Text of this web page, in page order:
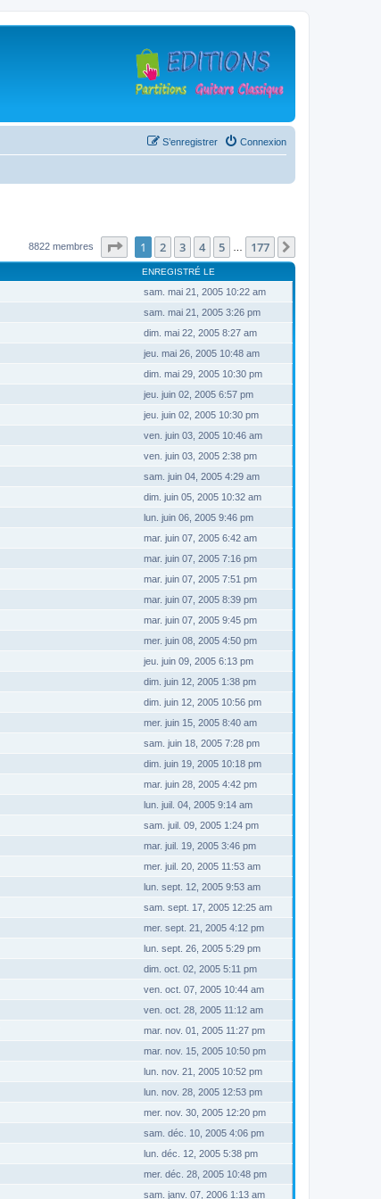
Connexion
S’enregistrer
8822 membres Page sur177
1 2 3 4 5 177
ENREGISTRÉ LE
sam. mai 21, 2005 10:22 am
sam. mai 21, 2005 3:26 pm
dim. mai 22, 2005 8:27 am
jeu. mai 26, 2005 10:48 am
dim. mai 29, 2005 10:30 pm
jeu. juin 02, 2005 6:57 pm
jeu. juin 02, 2005 10:30 pm
ven. juin 03, 2005 10:46 am
ven. juin 03, 2005 2:38 pm
sam. juin 04, 2005 4:29 am
dim. juin 05, 2005 10:32 am
lun. juin 06, 2005 9:46 pm
mar. juin 07, 2005 6:42 am
mar. juin 07, 2005 7:16 pm
mar. juin 07, 2005 7:51 pm
mar. juin 07, 2005 8:39 pm
mar. juin 07, 2005 9:45 pm
mer. juin 08, 2005 4:50 pm
jeu. juin 09, 2005 6:13 pm
dim. juin 12, 2005 1:38 pm
dim. juin 12, 2005 10:56 pm
mer. juin 15, 2005 8:40 am
sam. juin 18, 2005 7:28 pm
dim. juin 19, 2005 10:18 pm
mar. juin 28, 2005 4:42 pm
lun. juil. 04, 2005 9:14 am
sam. juil. 09, 2005 1:24 pm
mar. juil. 19, 2005 3:46 pm
mer. juil. 20, 2005 11:53 am
lun. sept. 12, 2005 9:53 am
sam. sept. 17, 2005 12:25 am
mer. sept. 21, 2005 4:12 pm
lun. sept. 26, 2005 5:29 pm
dim. oct. 02, 2005 5:11 pm
ven. oct. 07, 2005 10:44 am
ven. oct. 28, 2005 11:12 am
mar. nov. 01, 2005 11:27 pm
mar. nov. 15, 2005 10:50 pm
lun. nov. 21, 2005 10:52 pm
lun. nov. 28, 2005 12:53 pm
mer. nov. 30, 2005 12:20 pm
sam. déc. 10, 2005 4:06 pm
lun. déc. 12, 2005 5:38 pm
mer. déc. 28, 2005 10:48 pm
sam. janv. 07, 2006 1:13 am